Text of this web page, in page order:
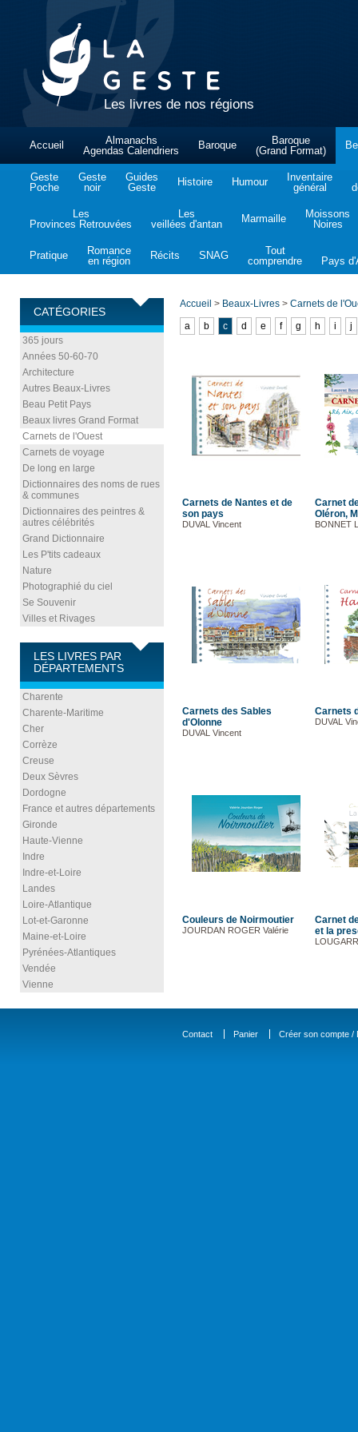
Les livres de nos régions
Accueil
Almanachs
Agendas Calendriers
Baroque
Baroque
(Grand Format)
Geste
Poche
Geste
noir
Guides
Geste
Histoire Humour
Inventaire
général
Les
Provinces Retrouvées
Les
veillées d'antan
Marmaille
Moissons
Noires
Pratique
Romance
en région
Récits SNAG
Tout
comprendre
Pays
CATÉGORIES
365 jours
Années 50-60-70
Architecture
Autres Beaux-Livres
Beau Petit Pays
Beaux livres Grand Format
Carnets de l'Ouest
Carnets de voyage
De long en large
Dictionnaires des noms de rues
& communes
Dictionnaires des peintres &
autres célébrités
Grand Dictionnaire
Les P'tits cadeaux
Nature
Photographié du ciel
Se Souvenir
Villes et Rivages
LES LIVRES PAR
DÉPARTEMENTS
Charente
Charente-Maritime
Cher
Corrèze
Creuse
Deux Sèvres
Dordogne
France et autres départements
Gironde
Haute-Vienne
Indre
Indre-et-Loire
Landes
Loire-Atlantique
Lot-et-Garonne
Maine-et-Loire
Pyrénées-Atlantiques
Vendée
Vienne
Accueil > Beaux-Livres > Carnets de
a
b c d e f g h i j
Carnets de Nantes et de
son pays
DUVAL Vincent
Carnet
Oléron,
BONNET
Carnets des Sables
d'Olonne
DUVAL Vincent
Carnets
DUVAL
Couleurs de Noirmoutier
JOURDAN ROGER Valérie
Carnet
et la
Contact Panier Créer son compte /